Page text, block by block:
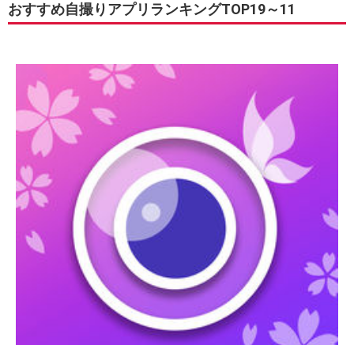
おすすめ自撮りアプリランキングTOP19～11